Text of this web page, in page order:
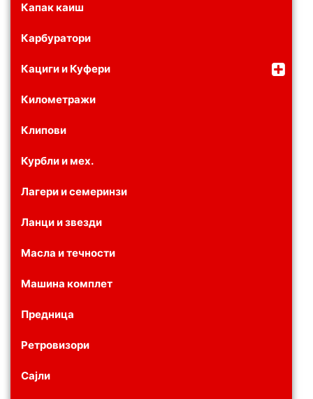
Капак каиш
Карбуратори
Кациги и Куфери
Километражи
Клипови
Курбли и мех.
Лагери и семеринзи
Ланци и звезди
Масла и течности
Машина комплет
Предница
Ретровизори
Сајли